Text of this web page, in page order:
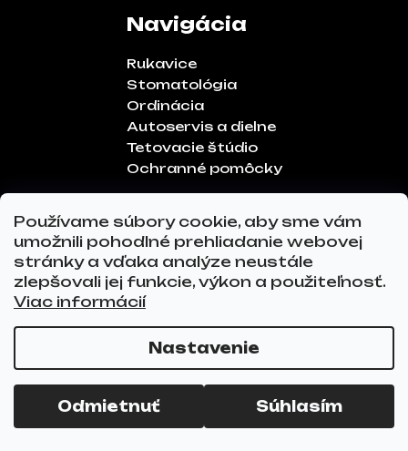
Používame súbory cookie, aby sme vám
umožnili pohodlné prehliadanie webovej
stránky a vďaka analýze neustále
zlepšovali jej funkcie, výkon a použiteľnosť.
Viac informácií
Nastavenie
Odmietnuť Súhlasím
Navigácia
Rukavice
Stomatológia
Ordinácia
Autoservis a dielne
Tetovacie štúdio
Ochranné pomôcky
Informácie
Všeobecné obchodné podmienky
Podmienky ochrany osobných údajov
Reklamácia
Kontakt